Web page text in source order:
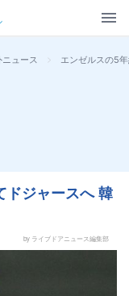
ニュース > エンゼルスの5
ドジャースへ 韓
by ライブドアニュース編集部